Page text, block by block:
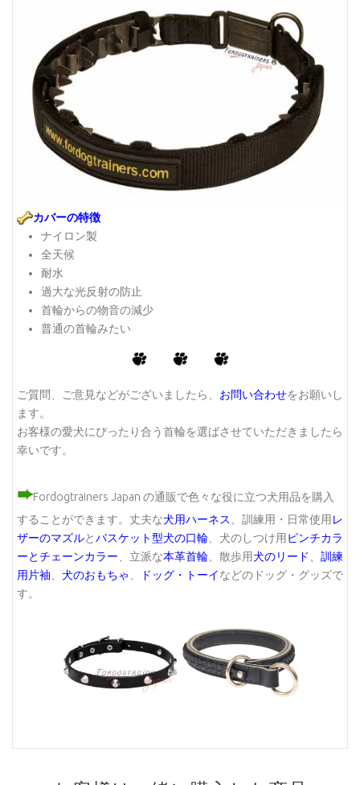
カバーの特徴
ナイロン製
全天候
耐水
過大な光反射の防止
首輪からの物音の減少
普通の首輪みたい
ご質問、ご意見などがございましたら、 お問い合わせをお願いし
ます。
お客様の愛犬にぴったり合う首輪を選ばさせていただきましたら
幸いです。
➨Fordogtrainers Japan の通販で色々な役に立つ犬用品を購入
することができます。丈夫な犬用ハーネス 、訓練用・日常使用 レ
ザーのマズルとバスケット型犬の口輪、犬のしつけ用 ピンチカラ
ーとチェーンカラー、立派な本革首輪、散歩用犬のリード 、 訓練
用片袖、 犬のおもちゃ、 ドッグ・トーイなどのドッグ・グッズで
す。